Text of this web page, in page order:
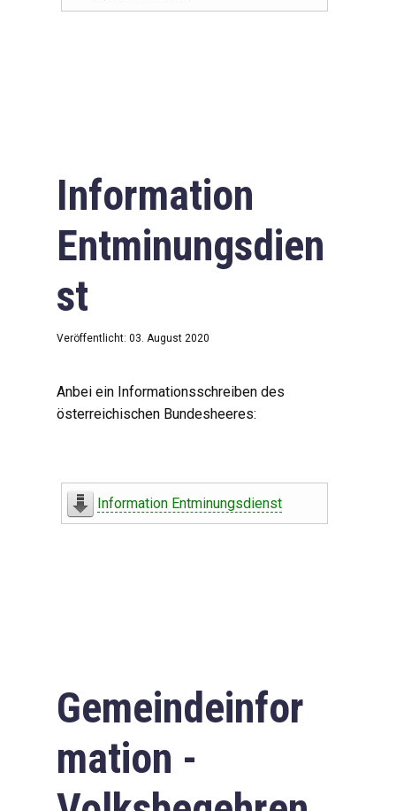
Information
Entminungsdien
st
Veröffentlicht: 03. August 2020
Anbei ein Informationsschreiben des
österreichischen Bundesheeres:
Information Entminungsdienst
Gemeindeinfor
mation -